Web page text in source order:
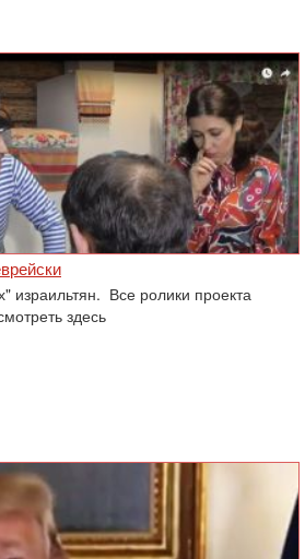
израильтян. Все ролики проекта
здесь